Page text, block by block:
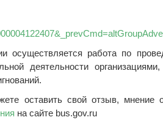
осуществляется работа по
деятельности
оставить свой отзыв, мнение
на сайте bus.gov.ru